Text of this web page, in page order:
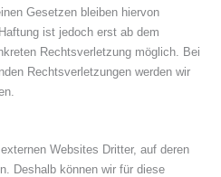
Gesetzen bleiben hiervon
ist jedoch erst ab dem
Rechtsverletzung möglich. Bei
Rechtsverletzungen werden wir
Websites Dritter, auf deren
Deshalb können wir für diese